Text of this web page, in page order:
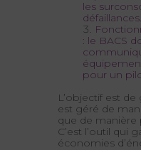
les
défaillances.
: le BACS
pour un
L’objectif est
est géré de
que de manière
C’est l’outil qui
économies